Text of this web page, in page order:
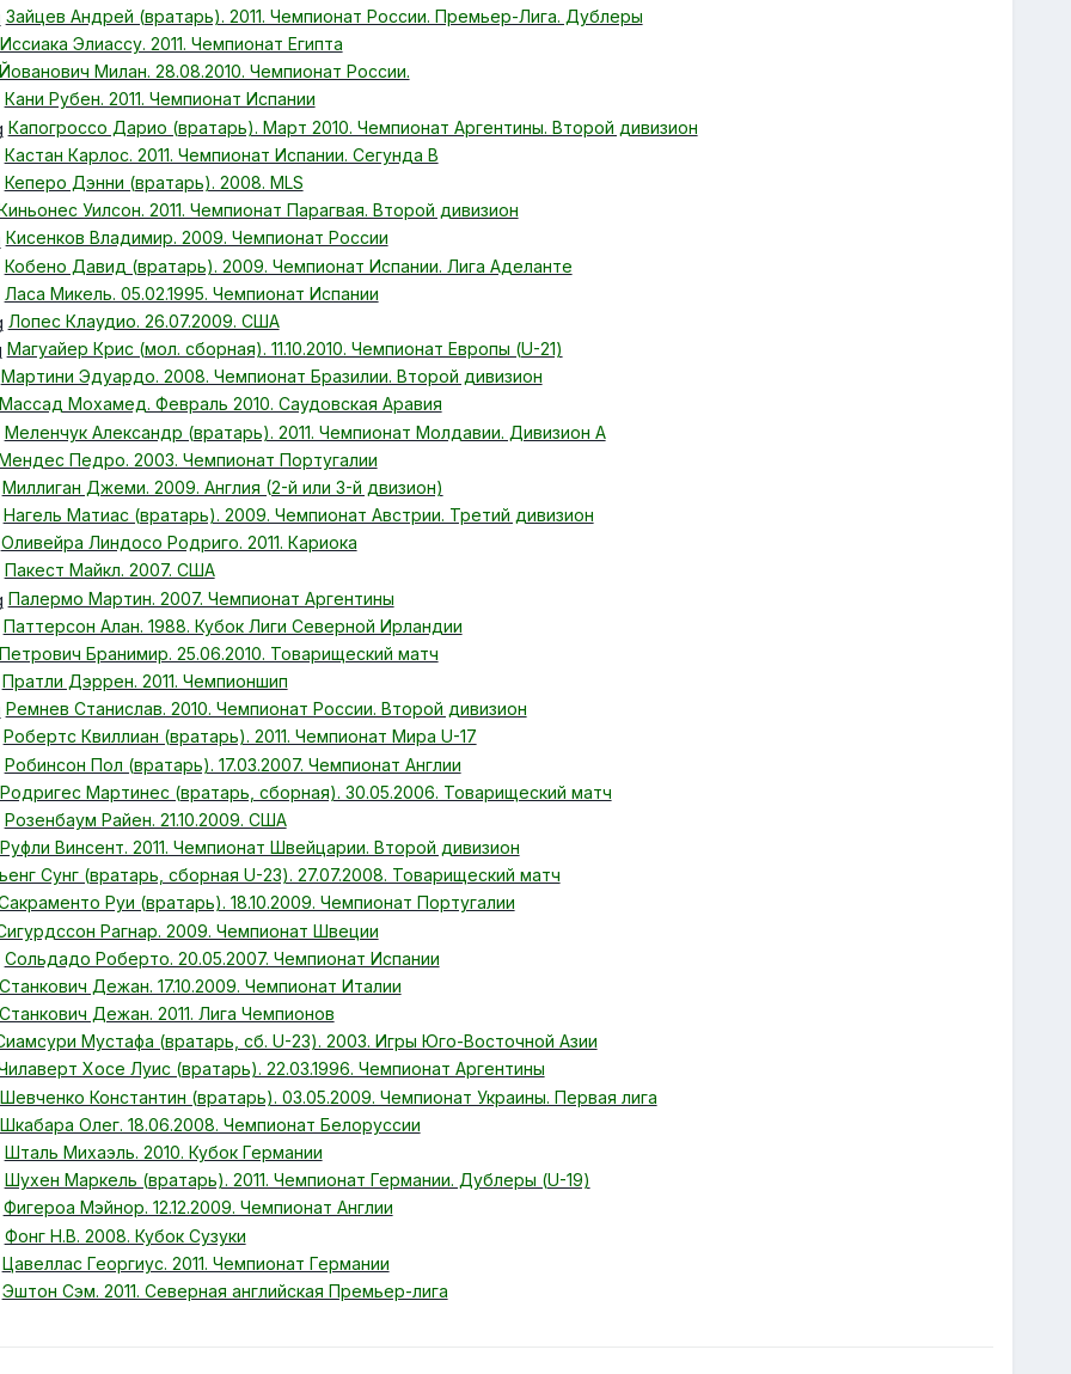
Зайцев Андрей (вратарь). 2011. Чемпионат России. Премьер-Лига. Дублеры
Иссиака Элиассу. 2011. Чемпионат Египта
Милан. 28.08.2010. Чемпионат России.
Кани Рубен. 2011. Чемпионат Испании
Капогроссо Дарио (вратарь). Март 2010. Чемпионат Аргентины. Второй дивизион
Кастан Карлос. 2011. Чемпионат Испании. Сегунда В
Кеперо Дэнни (вратарь). 2008. MLS
Уилсон. 2011. Чемпионат Парагвая. Второй дивизион
Кисенков Владимир. 2009. Чемпионат России
Кобено Давид (вратарь). 2009. Чемпионат Испании. Лига Аделанте
Ласа Микель. 05.02.1995. Чемпионат Испании
Лопес Клаудио. 26.07.2009. США
Магуайер Крис (мол. сборная). 11.10.2010. Чемпионат Европы (U-21)
Мартини Эдуардо. 2008. Чемпионат Бразилии. Второй дивизион
Мохамед. Февраль 2010. Саудовская Аравия
Меленчук Александр (вратарь). 2011. Чемпионат Молдавии. Дивизион А
Педро. 2003. Чемпионат Португалии
Миллиган Джеми. 2009. Англия (2-й или 3-й двизион)
Нагель Матиас (вратарь). 2009. Чемпионат Австрии. Третий дивизион
Оливейра Линдосо Родриго. 2011. Кариока
Пакест Майкл. 2007. США
Палермо Мартин. 2007. Чемпионат Аргентины
Паттерсон Алан. 1988. Кубок Лиги Северной Ирландии
Бранимир. 25.06.2010. Товарищеский матч
Пратли Дэррен. 2011. Чемпионшип
Ремнев Станислав. 2010. Чемпионат России. Второй дивизион
Робертс Квиллиан (вратарь). 2011. Чемпионат Мира U-17
Робинсон Пол (вратарь). 17.03.2007. Чемпионат Англии
Родригес Мартинес (вратарь, сборная). 30.05.2006. Товарищеский матч
Розенбаум Райен. 21.10.2009. США
Руфли Винсент. 2011. Чемпионат Швейцарии. Второй дивизион
Сунг (вратарь, сборная U-23). 27.07.2008. Товарищеский матч
Руи (вратарь). 18.10.2009. Чемпионат Португалии
Рагнар. 2009. Чемпионат Швеции
Сольдадо Роберто. 20.05.2007. Чемпионат Испании
Дежан. 17.10.2009. Чемпионат Италии
Дежан. 2011. Лига Чемпионов
Мустафа (вратарь, сб. U-23). 2003. Игры Юго-Восточной Азии
Хосе Луис (вратарь). 22.03.1996. Чемпионат Аргентины
Шевченко Константин (вратарь). 03.05.2009. Чемпионат Украины. Первая лига
Шкабара Олег. 18.06.2008. Чемпионат Белоруссии
Шталь Михаэль. 2010. Кубок Германии
Шухен Маркель (вратарь). 2011. Чемпионат Германии. Дублеры (U-19)
Фигероа Мэйнор. 12.12.2009. Чемпионат Англии
Фонг Н.В. 2008. Кубок Сузуки
Цавеллас Георгиус. 2011. Чемпионат Германии
Эштон Сэм. 2011. Северная английская Премьер-лига